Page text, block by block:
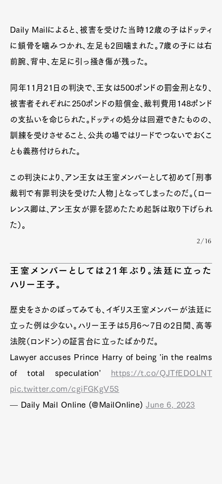
Daily Mailによると、被害を受けた当時12歳の子はドッティ
に鎖骨を噛みつかれ、左足も2回噛まれた。7歳の子には右
前腕、背中、左足に引っ掻き傷が残った。
同年11月21日の判決で、王女は500ポンドの罰金刑となり、
被害者それぞれに250ポンドの賠償金、裁判費用148ポンド
の支払いを命じられた。ドッティの処分は回避できたものの、
訓練を受けさせること、公共の場ではリードでつないでおくこ
とも義務付けられた。
この判決により、アン王女は王室メンバーとして初めて「刑事
裁判で有罪判決を受けた人物」となってしまったのだ。（ロー
レンス卿は、アン王女が罪を認めたため起訴は取り下げられ
た）。
2/16
王室メンバーとしては21年ぶり。法廷に立った
ハリー王子。
歴史をさかのぼってみても、イギリス王室メンバーが法廷に
立った例は少ない。ハリー王子は5月6～7日の2日間、高等
法院（ロンドン）の証言台に立ったばかりだ。
Lawyer accuses Prince Harry of being 'in the realms
of total speculation'
https://t.co/QJTfEDOLNT
pic.twitter.com/cgiFGKgV5S
— Daily Mail Online (@MailOnline)June 6, 2023